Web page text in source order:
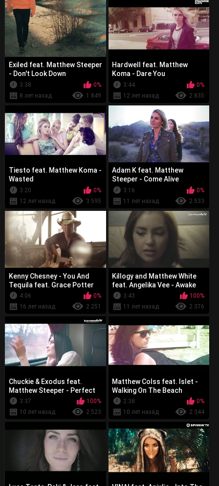
Exiled feat. Matthew Steeper
- Don't Look Down
3:38
0%
8 лет назад
1 849
Hardwell feat. Matthew
Koma - Dare You
3:44
0%
12 лет назад
2 835
Tiesto feat. Matthew Koma -
Wasted
3:20
0%
12 лет назад
3 595
Adam K feat. Matthew
Steeper - Come Alive
3:16
0%
11 лет назад
2 533
Kenny Chesney - You And
Tequila feat. Grace Potter
4:06
0%
16 лет назад
2 251
Killogy and Matthew White
feat. Angelika Vee - Awake
3:43
100%
11 лет назад
2 376
Chuckie & Exodus feat.
Matthew Steeper - Perfect
Sky 3:37
100%
10 лет назад
2 523
Matthew Colss feat. Islet -
Walking On The Beach
2:38
0%
10 лет назад
2 344